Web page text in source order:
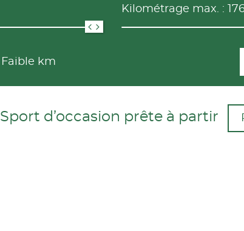
Kilométrage max. :
Faible km
d’occasion prête à partir